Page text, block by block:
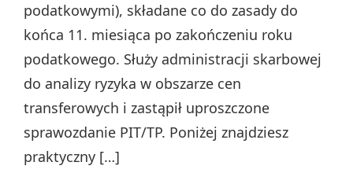
podatkowymi), składane co do zasady do
końca 11. miesiąca po zakończeniu roku
podatkowego. Służy administracji skarbowej
do analizy ryzyka w obszarze cen
transferowych i zastąpił uproszczone
sprawozdanie PIT/TP. Poniżej znajdziesz
praktyczny […]